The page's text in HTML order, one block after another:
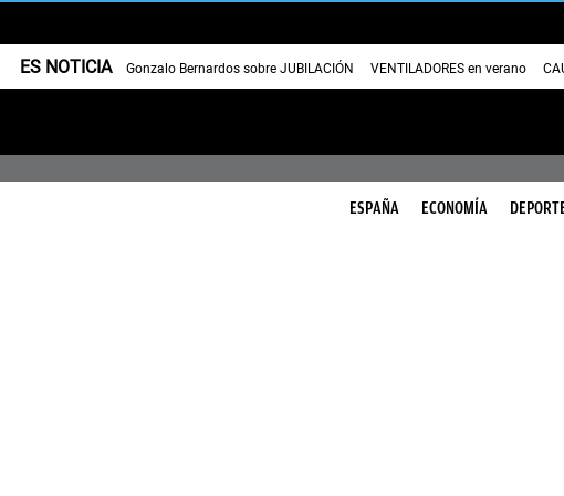
ES NOTICIA Gonzalo Bernardos sobre JUBILACIÓN VENTILADORES en verano
ESPAÑA ECONOMÍA